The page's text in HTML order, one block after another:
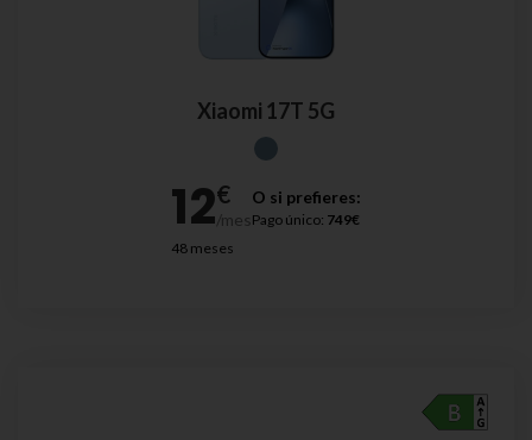
Xiaomi 17T 5G
48 meses
O si prefieres:
Pago único: 749€